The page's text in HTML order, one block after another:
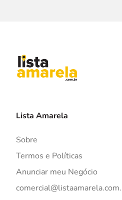
Lista Amarela
Sobre
Termos e Políticas
Anunciar meu Negócio